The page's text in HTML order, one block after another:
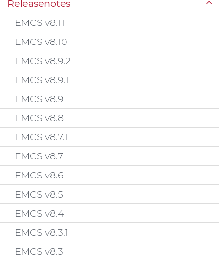
Releasenotes
EMCS v8.11
EMCS v8.10
EMCS v8.9.2
EMCS v8.9.1
EMCS v8.9
EMCS v8.8
EMCS v8.7.1
EMCS v8.7
EMCS v8.6
EMCS v8.5
EMCS v8.4
EMCS v8.3.1
EMCS v8.3